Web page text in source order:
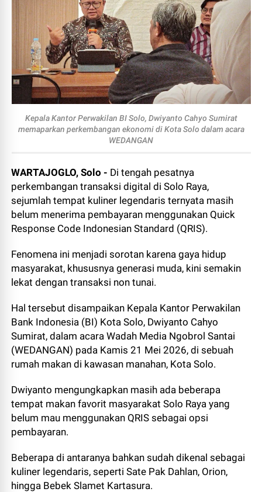
Kepala Kantor Perwakilan BI Solo, Dwiyanto Cahyo Sumirat
memaparkan perkembangan ekonomi di Kota Solo dalam acara
WEDANGAN
WARTAJOGLO, Solo - Di tengah pesatnya
perkembangan transaksi digital di Solo Raya,
sejumlah tempat kuliner legendaris ternyata masih
belum menerima pembayaran menggunakan Quick
Response Code Indonesian Standard (QRIS).
Fenomena ini menjadi sorotan karena gaya hidup
masyarakat, khususnya generasi muda, kini semakin
lekat dengan transaksi non tunai.
Hal tersebut disampaikan Kepala Kantor Perwakilan
Bank Indonesia (BI) Kota Solo, Dwiyanto Cahyo
Sumirat, dalam acara Wadah Media Ngobrol Santai
(WEDANGAN) pada Kamis 21 Mei 2026, di sebuah
rumah makan di kawasan manahan, Kota Solo.
Dwiyanto mengungkapkan masih ada beberapa
tempat makan favorit masyarakat Solo Raya yang
belum mau menggunakan QRIS sebagai opsi
pembayaran.
Beberapa di antaranya bahkan sudah dikenal sebagai
kuliner legendaris, seperti Sate Pak Dahlan, Orion,
hingga Bebek Slamet Kartasura.